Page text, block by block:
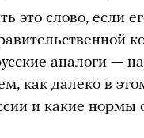
это слово, если
аналоги —
как далеко в
и какие нормы